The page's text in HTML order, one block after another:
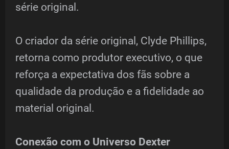
série original.
O criador da série original, Clyde Phillips,
retorna como produtor executivo, o que
reforça a expectativa dos fãs sobre a
qualidade da produção e a fidelidade ao
material original.
Conexão com o Universo Dexter